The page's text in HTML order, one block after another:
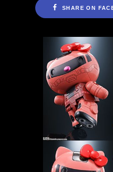
SHARE ON